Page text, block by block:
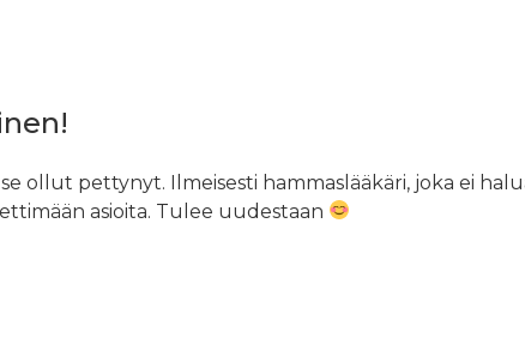
ollut pettynyt. Ilmeisesti hammaslääkäri, joka ei
asioita. Tulee uudestaan